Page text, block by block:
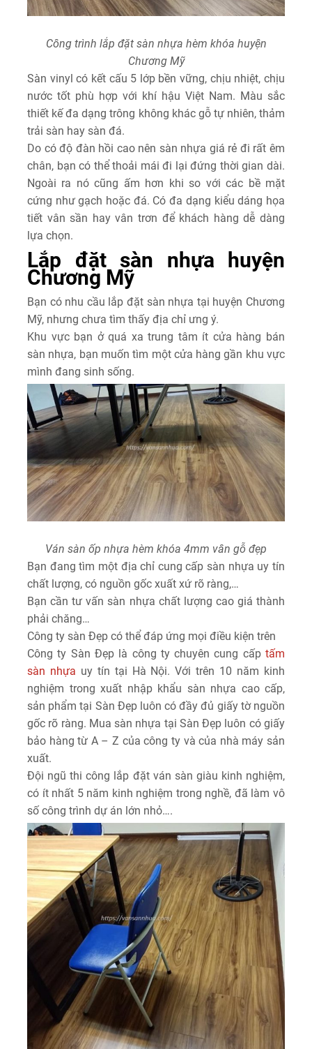
Công trình lắp đặt sàn nhựa hèm khóa huyện
Chương Mỹ
Sàn vinyl có kết cấu 5 lớp bền vững, chịu nhiệt, chịu
nước tốt phù hợp với khí hậu Việt Nam. Màu sắc
thiết kế đa dạng trông không khác gỗ tự nhiên, thảm
trải sàn hay sàn đá.
Do có độ đàn hồi cao nên sàn nhựa giá rẻ đi rất êm
chân, bạn có thể thoải mái đi lại đứng thời gian dài.
Ngoài ra nó cũng ấm hơn khi so với các bề mặt
cứng như gạch hoặc đá. Có đa dạng kiểu dáng họa
tiết vân sần hay vân trơn để khách hàng dễ dàng
lựa chọn.
Lắp đặt sàn nhựa huyện
Chương Mỹ
Bạn có nhu cầu lắp đặt sàn nhựa tại huyện Chương
Mỹ, nhưng chưa tìm thấy địa chỉ ưng ý.
Khu vực bạn ở quá xa trung tâm ít cửa hàng bán
sàn nhựa, bạn muốn tìm một cửa hàng gần khu vực
mình đang sinh sống.
Ván sàn ốp nhựa hèm khóa 4mm vân gỗ đẹp
Bạn đang tìm một địa chỉ cung cấp sàn nhựa uy tín
chất lượng, có nguồn gốc xuất xứ rõ ràng,…
Bạn cần tư vấn sàn nhựa chất lượng cao giá thành
phải chăng…
Công ty sàn Đẹp có thể đáp ứng mọi điều kiện trên
Công ty Sàn Đẹp là công ty chuyên cung cấp tấm
sàn nhựa uy tín tại Hà Nội. Với trên 10 năm kinh
nghiệm trong xuất nhập khẩu sàn nhựa cao cấp,
sản phẩm tại Sàn Đẹp luôn có đầy đủ giấy tờ nguồn
gốc rõ ràng. Mua sàn nhựa tại Sàn Đẹp luôn có giấy
bảo hàng từ A – Z của công ty và của nhà máy sản
xuất.
Đội ngũ thi công lắp đặt ván sàn giàu kinh nghiệm,
có ít nhất 5 năm kinh nghiệm trong nghề, đã làm vô
số công trình dự án lớn nhỏ….